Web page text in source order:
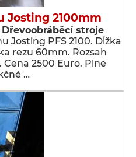
Josting 2100mm
stroje
Josting PFS 2100. Dĺžka
rezu 60mm. Rozsah
2500 Euro. Plne
…